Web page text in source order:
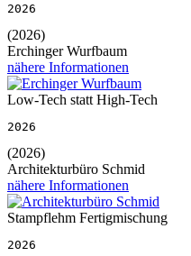
2026
(2026)
Erchinger Wurfbaum
nähere Informationen
Low-Tech statt High-Tech
2026
(2026)
Architekturbüro Schmid
nähere Informationen
Stampflehm Fertigmischung
2026